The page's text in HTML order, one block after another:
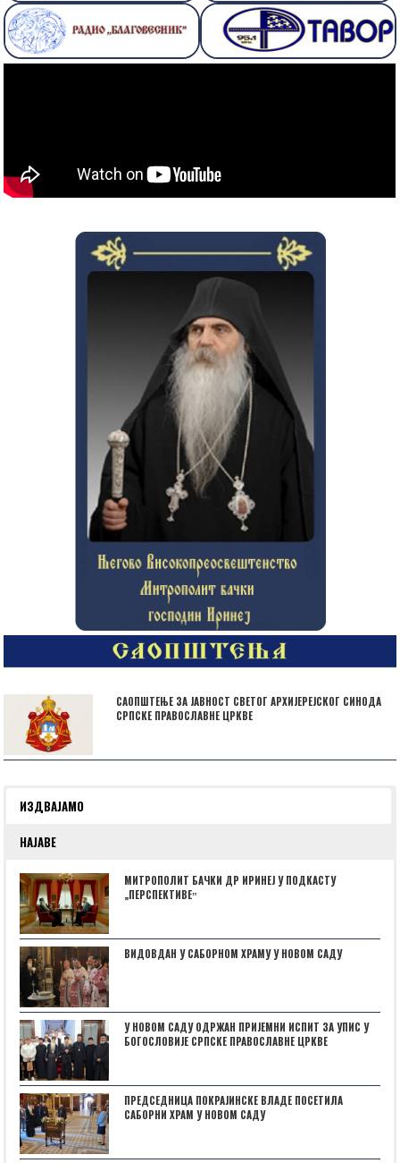
САОПШТЕЊЕ ЗА ЈАВНОСТ СВЕТОГ АРХИЈЕРЕЈСКОГ СИНОДА
СРПСКЕ ПРАВОСЛАВНЕ ЦРКВЕ
ИЗДВАЈАМО
НАЈАВЕ
МИТРОПОЛИТ БАЧКИ ДР ИРИНЕЈ У ПОДКАСТУ
„ПЕРСПЕКТИВЕˮ
ВИДОВДАН У САБОРНОМ ХРАМУ У НОВОМ САДУ
У НОВОМ САДУ ОДРЖАН ПРИЈЕМНИ ИСПИТ ЗА УПИС У
БОГОСЛОВИЈЕ СРПСКЕ ПРАВОСЛАВНЕ ЦРКВЕ
ПРЕДСЕДНИЦА ПОКРАЈИНСКЕ ВЛАДЕ ПОСЕТИЛА
САБОРНИ ХРАМ У НОВОМ САДУ